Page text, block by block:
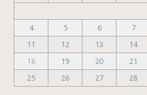
4
5 6 7
11
12 13 14
18
19 20 21
25
26 27 28